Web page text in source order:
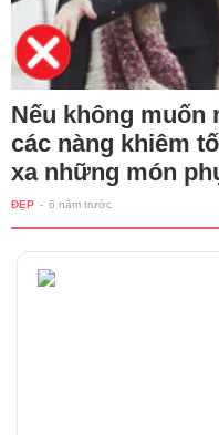
Nếu không muốn
các nàng khiêm
xa những món
ĐẸP - 6 năm trước